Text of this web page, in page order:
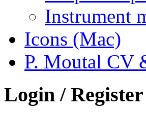
Instrument
Icons (Mac)
P. Moutal CV
Login / Register